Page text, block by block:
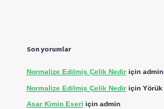
Son yorumlar
Normalize Edilmiş Çelik Nediriçin admin
Normalize Edilmiş Çelik Nediriçin Yörük
Asar Kimin Eseri için admin